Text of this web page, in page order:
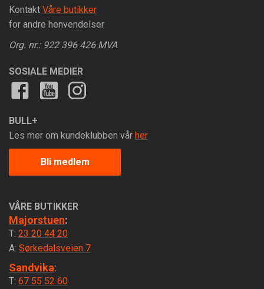
Kontakt Våre butikker
for andre henvendelser
Org. nr.: 922 396 426 MVA
SOSIALE MEDIER
BULL+
Les mer om kundeklubben vår her
Bli medlem
VÅRE BUTIKKER
Majorstuen:
T: 23 20 44 20
A: Sørkedalsveien 7
Sandvika:
T: 67 55 52 60